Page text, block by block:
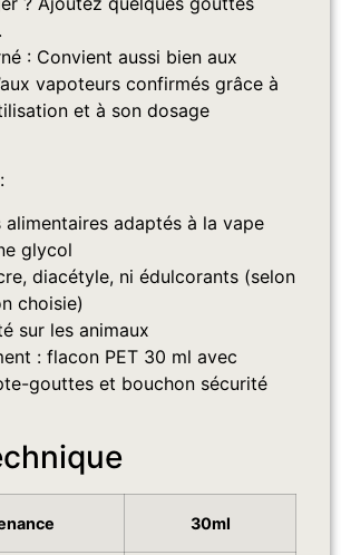
: Convient aussi bien aux
vapoteurs confirmés grâce à
et à son dosage
alimentaires adaptés à la vape
glycol
diacétyle, ni édulcorants (selon
choisie)
sur les animaux
: flacon PET 30 ml avec
gouttes et bouchon sécurité
30ml